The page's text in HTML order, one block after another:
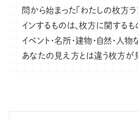
問から始まった「わたしの枚方ラ
インするものは、枚方に関するも
イベント・名所・建物・自然・人物
あなたの見え方とは違う枚方が